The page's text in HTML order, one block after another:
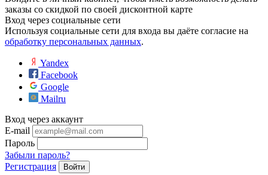
заказы со скидкой по своей дисконтной карте
Вход через социальные сети
Используя социальные сети для входа вы даёте согласие на
обработку персональных данных.
Yandex
Facebook
Google
Mailru
Вход через аккаунт
E-mail
Пароль
Забыли пароль?
Регистрация
Войти